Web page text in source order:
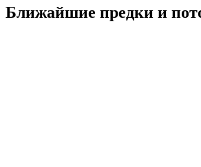
Ближайшие предки и